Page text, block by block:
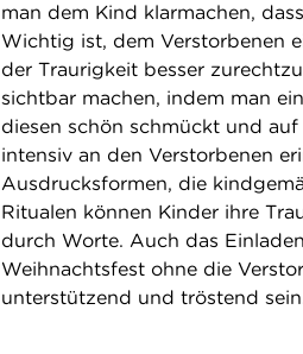
man dem Kind klarmachen,
Wichtig ist, dem Verstorbenen
der Traurigkeit besser
sichtbar machen, indem man
diesen schön schmückt und
intensiv an den Verstorbenen
Ausdrucksformen, die
Ritualen können Kinder ihre
durch Worte. Auch das
Weihnachtsfest ohne die
unterstützend und tröstend